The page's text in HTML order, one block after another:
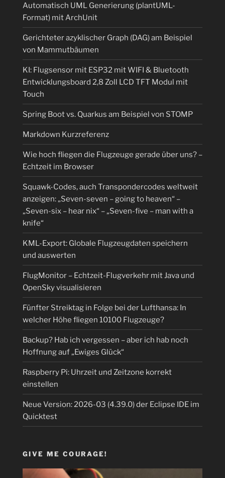
Automatisch UML Generierung (plantUML-
Format) mit ArchUnit
Gerichteter azyklischer Graph (DAG) am Beispiel
von Mammutbäumen
KI: Flugsensor mit ESP32 mit WIFI & Bluetooth
Entwicklungsboard 2,8 Zoll LCD TFT Modul mit
Touch
Spring Boot vs. Quarkus am Beispiel von STOMP
Markdown Kurzreferenz
Wie hoch fliegen die Flugzeuge gerade über uns? –
Echtzeit im Browser
Squawk-Codes, auch Transpondercodes weltweit
anzeigen: „Seven-seven – going to heaven“ –
„Seven-six – hear nix“ – „Seven-five – man with a
knife“
KML-Export: Globale Flugzeugdaten speichern
und auswerten
FlugMonitor – Echtzeit-Flugverkehr mit Java und
OpenSky visualisieren
Fünfter Streiktag in Folge bei der Lufthansa: In
welcher Höhe fliegen 10100 Flugzeuge?
Backup? Hab ich vergessen – aber ich hab noch
Hoffnung auf „Ewiges Glück“
Raspberry Pi: Uhrzeit und Zeitzone korrekt
einstellen
Neue Version: 2026-03 (4.39.0) der Eclipse IDE im
Quicktest
GIVE ME COURAGE!